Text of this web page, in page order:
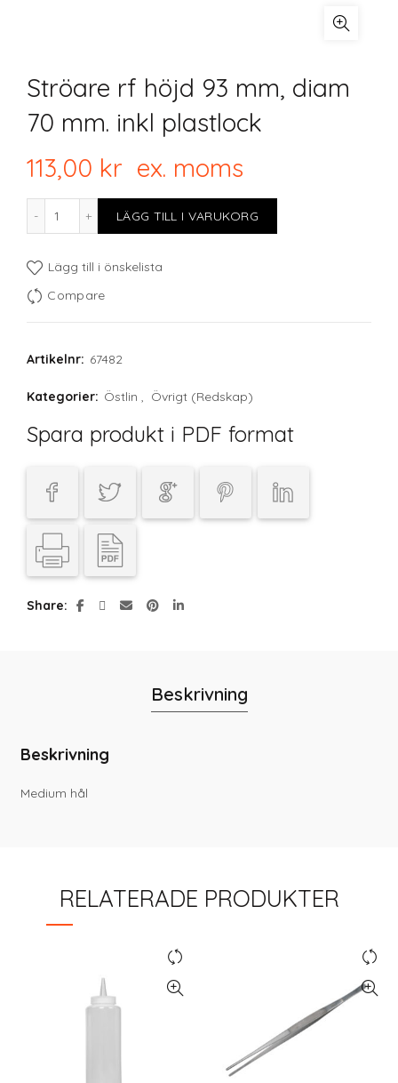
Ströare rf höjd 93 mm, diam
70 mm. inkl plastlock
113,00 kr ex. moms
Ströare rf höjd 93 mm, diam 70 mm. inkl plastlock
LÄGG TILL I VARUKORG
Lägg till i önskelista
Compare
Artikelnr: 67482
Kategorier: Östlin , Övrigt (Redskap)
Spara produkt i PDF format
Share
Beskrivning
Beskrivning
Medium hål
RELATERADE PRODUKTER